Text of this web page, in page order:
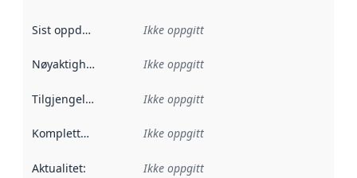
Sist oppdatert Ikke oppgitt
Nøyaktighet Ikke oppgitt
Tilgjengelighet Ikke oppgitt
Kompletthet Ikke oppgitt
Aktualitet: Ikke oppgitt